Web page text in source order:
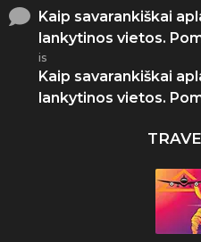
Kaip savarankiškai
lankytinos vietos.
is
Kaip savarankiškai
lankytinos vietos.